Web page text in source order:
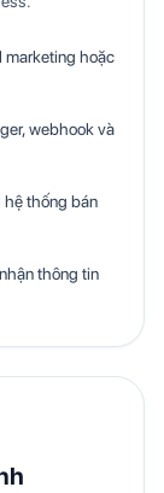
marketing hoặc
webhook và
hệ thống bán
thông tin